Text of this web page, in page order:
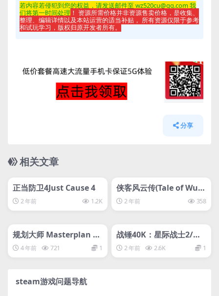
若内容若侵犯到您的权益，请发送邮件至 wz520cu@qq.com 我
们将第一时间处理 ！ 资源所需价格并非资源售卖价格，是收集、
整理、编辑详情以及本站运营的适当补贴， 所有资源仅限于参考
和试玩学习，版权归原开发者所有。
分享
相关文章
svip专属
正当防卫4Just Cause 4
2 年前 1.2K
侠客风云传(Tale of Wuxi
a) 2 年前 358
规划大师 Masterplan Ty
coon
4 年前 721 1
战锤40K：星际战士2/Wa
rhammer 40,000: Spac
e Marine 2
2 年前 2.6K 1
steam游戏问题导航